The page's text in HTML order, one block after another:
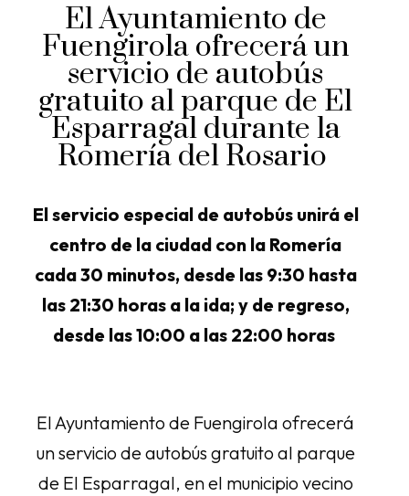
El Ayuntamiento de
Fuengirola ofrecerá un
servicio de autobús
gratuito al parque de El
Esparragal durante la
Romería del Rosario
El servicio especial de autobús unirá el
centro de la ciudad con la Romería
cada 30 minutos, desde las 9:30 hasta
las 21:30 horas a la ida; y de regreso,
desde las 10:00 a las 22:00 horas
El Ayuntamiento de Fuengirola ofrecerá
un servicio de autobús gratuito al parque
de El Esparragal, en el municipio vecino